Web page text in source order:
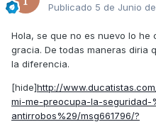
Publicado 5 de Junio
Hola, se que no es nuevo lo he
gracia. De todas maneras diria
la diferencia.
[hide]http://
mi-me-preocupa-la-seguridad-
antirrobos%29/msg661796/?